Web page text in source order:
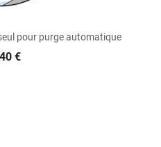
pour purge automatique
€